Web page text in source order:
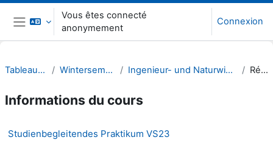
Passer au contenu principal
Panneau latéral
Vous êtes connecté
anonymement
Connexion
Tableau de bord Wintersemester 23/24 Ingenieur- und Naturwissenschaften (INW) Résumé
Informations du cours
Studienbegleitendes Praktikum VS23